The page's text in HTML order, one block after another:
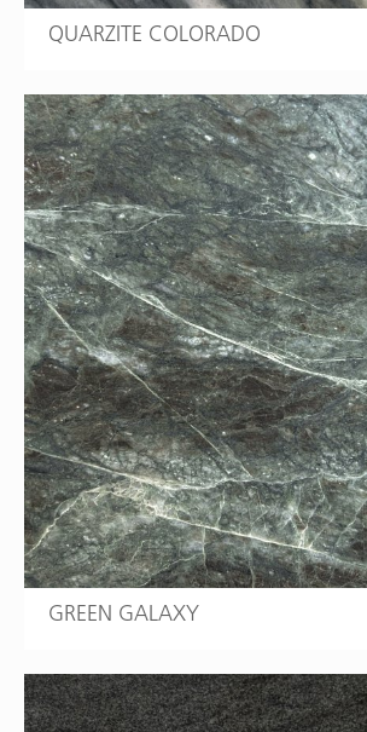
QUARZITE COLORADO
GREEN GALAXY